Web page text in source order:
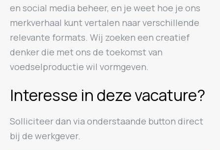
en social media beheer, en je weet hoe je ons
merkverhaal kunt vertalen naar verschillende
relevante formats. Wij zoeken een creatief
denker die met ons de toekomst van
voedselproductie wil vormgeven.
Interesse in deze vacature?
Solliciteer dan via onderstaande button direct
bij de werkgever.